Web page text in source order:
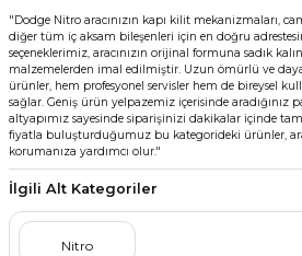
"Dodge Nitro aracınızın kapı kilit mekanizmaları,
diğer tüm iç aksam bileşenleri için en doğru
seçeneklerimiz, aracınızın orijinal formuna sadık
malzemelerden imal edilmiştir. Uzun ömürlü ve
ürünler, hem profesyonel servisler hem de bireysel
sağlar. Geniş ürün yelpazemiz içerisinde aradığınız
altyapımız sayesinde siparişinizi dakikalar içinde
fiyatla buluşturduğumuz bu kategorideki ürünler,
korumanıza yardımcı olur."
İlgili Alt Kategoriler
Nitro